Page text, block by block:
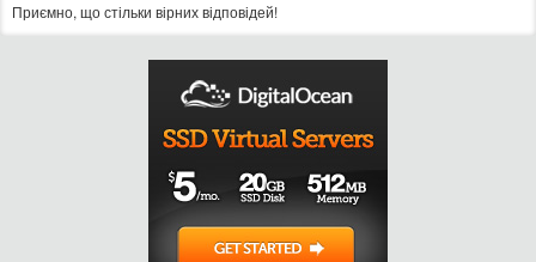
Приємно, що стільки вірних відповідей!